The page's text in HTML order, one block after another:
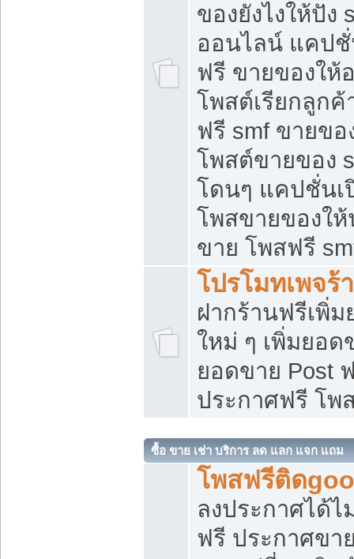
ของยังไงให้ปั
ออนไลน์ แคป
ฟรี ขายของให้
โพสต์เรียกลูกค้
ฟรี smf ขายขอ
โพสต์ขายของ
โดนๆ แคปชั่นเ
โพสขายของใ
ขาย โพสฟรี
โปรโมทเพจร้
ฝากร้านฟรีเพิ่
ใหม่ ๆ เพิ่มยอด
ยอดขาย Post
ประกาศฟรี โพ
ซื้อ ขาย เช่า บริการ ลด แลก แจก แถม
โพสฟรีติด
ลงประกาศได้
ฟรี ประกาศข